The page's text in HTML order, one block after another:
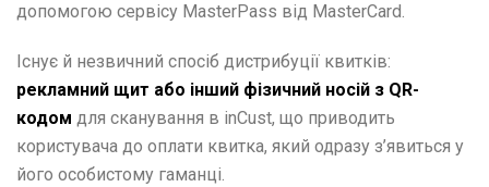
допомогою сервісу MasterPass від MasterCard.
Існує й незвичний спосіб дистрибуції квитків:
рекламний щит або інший фізичний носій з QR-
кодом для сканування в inCust, що приводить
користувача до оплати квитка, який одразу з’явиться у
його особистому гаманці.